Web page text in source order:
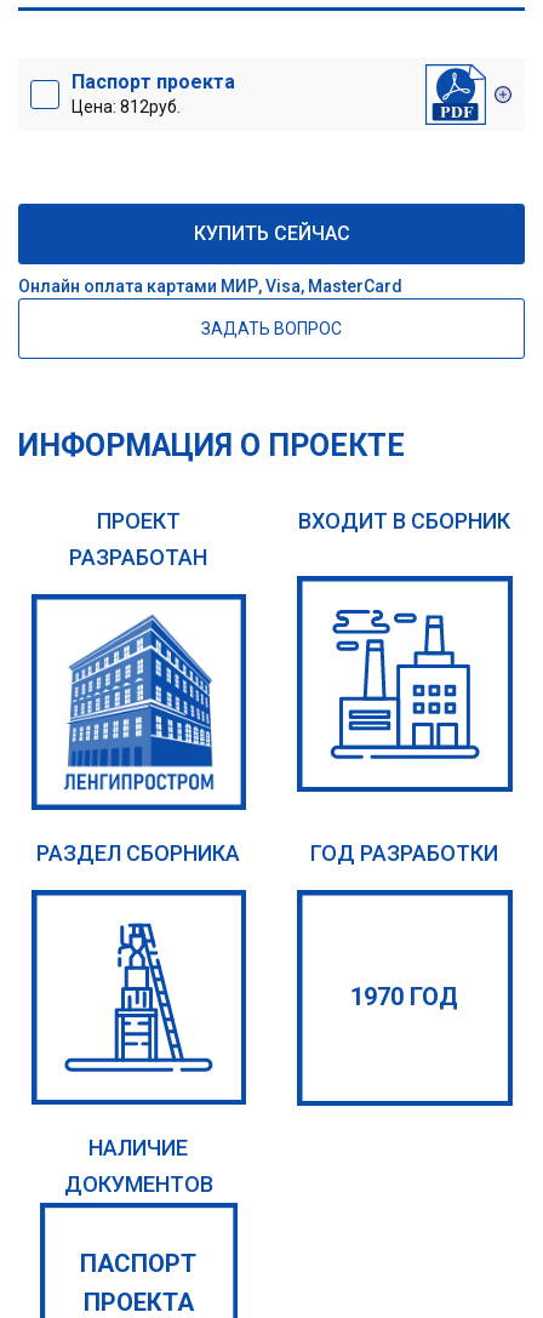
Паспорт проекта
Цена: 812руб.
КУПИТЬ СЕЙЧАС
Онлайн оплата картами МИР, Visa, MasterCard
ЗАДАТЬ ВОПРОС
ИНФОРМАЦИЯ О ПРОЕКТЕ
ПРОЕКТ
РАЗРАБОТАН
ВХОДИТ В СБОРНИК
РАЗДЕЛ СБОРНИКА ГОД РАЗРАБОТКИ
1970 ГОД
НАЛИЧИЕ
ДОКУМЕНТОВ
ПАСПОРТ
ПРОЕКТА